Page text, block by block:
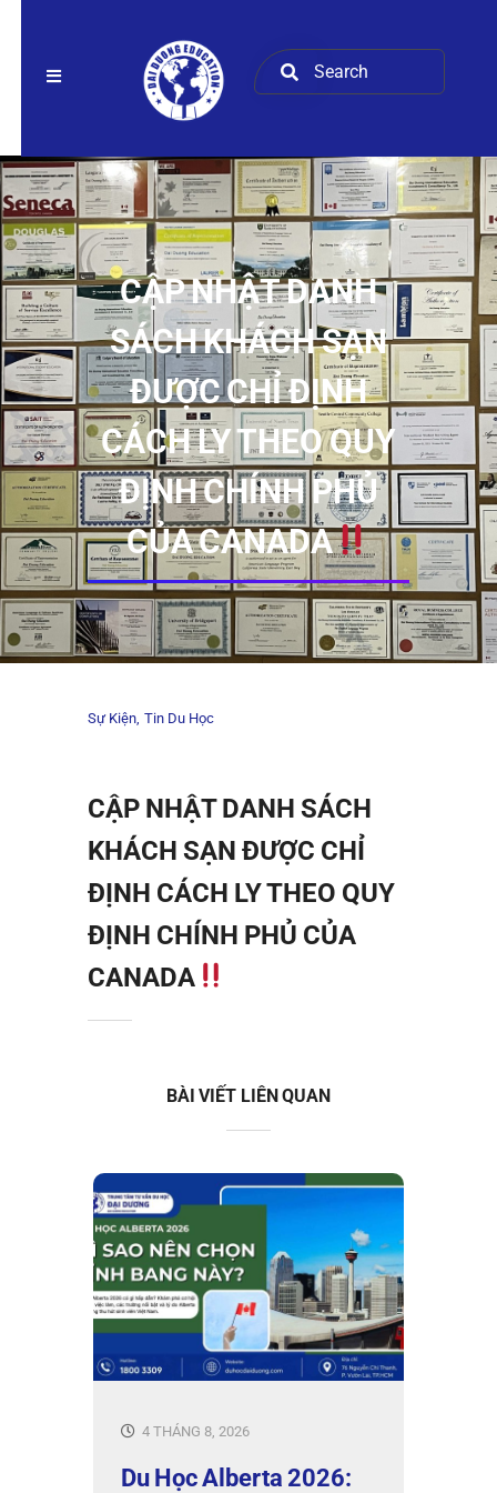
CẬP NHẬT DANH
SÁCH KHÁCH SẠN
ĐƯỢC CHỈ ĐỊNH
CÁCH LY THEO QUY
ĐỊNH CHÍNH PHỦ
CỦA CANADA
Sự Kiện Tin Du Học
CẬP NHẬT DANH SÁCH
KHÁCH SẠN ĐƯỢC CHỈ
ĐỊNH CÁCH LY THEO QUY
ĐỊNH CHÍNH PHỦ CỦA
CANADA
BÀI VIẾT LIÊN QUAN
4 THÁNG 8, 2026
Du Học Alberta 2026: